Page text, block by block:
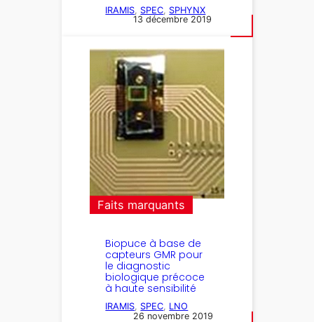
IRAMIS SPEC SPHYNX
13 décembre 2019
Faits marquants
Biopuce à base de
capteurs GMR pour
le diagnostic
biologique précoce
à haute sensibilité
IRAMIS SPEC LNO
26 novembre 2019